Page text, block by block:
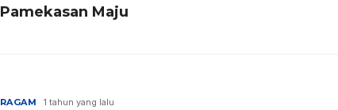
Pamekasan Maju
RAGAM 1 tahun yang lalu